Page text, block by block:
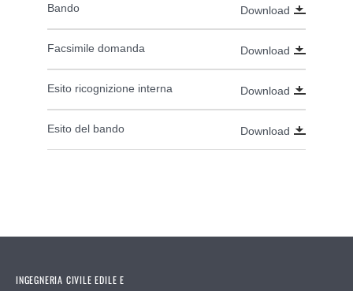
Bando Download
Facsimile domanda Download
Esito ricognizione interna Download
Esito del bando Download
INGEGNERIA CIVILE EDILE E